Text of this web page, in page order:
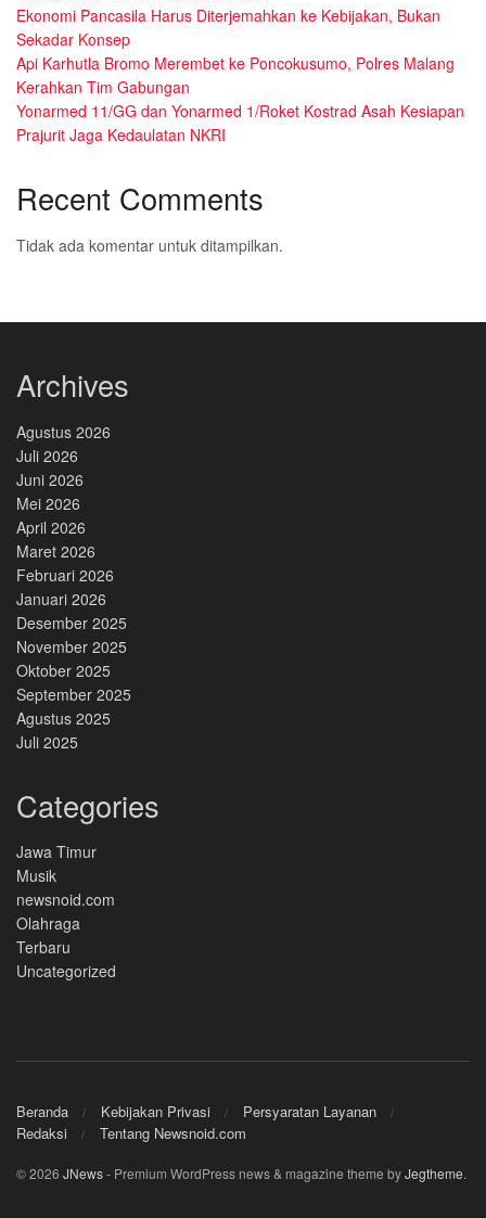
Ekonomi Pancasila Harus Diterjemahkan ke Kebijakan, Bukan
Sekadar Konsep
Api Karhutla Bromo Merembet ke Poncokusumo, Polres Malang
Kerahkan Tim Gabungan
Yonarmed 11/GG dan Yonarmed 1/Roket Kostrad Asah Kesiapan
Prajurit Jaga Kedaulatan NKRI
Recent Comments
Tidak ada komentar untuk ditampilkan.
Archives
Agustus 2026
Juli 2026
Juni 2026
Mei 2026
April 2026
Maret 2026
Februari 2026
Januari 2026
Desember 2025
November 2025
Oktober 2025
September 2025
Agustus 2025
Juli 2025
Categories
Jawa Timur
Musik
newsnoid.com
Olahraga
Terbaru
Uncategorized
Beranda Kebijakan Privasi
Persyaratan Layanan
Redaksi
Tentang Newsnoid.com
© 2026 JNews- Premium WordPress news & magazine theme byJegtheme.